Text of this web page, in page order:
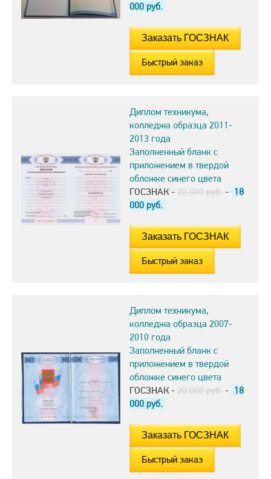
000 руб.
Быстрый заказ
Диплом техникума,
колледжа образца 2011-
2013 года
Заполненный бланк с
приложением в твердой
обложке синего цвета
ГОСЗНАК - 20.000 руб. - 18
000 руб.
Быстрый заказ
Диплом техникума,
колледжа образца 2007-
2010 года
Заполненный бланк с
приложением в твердой
обложке синего цвета
ГОСЗНАК - 20.000 руб. - 18
000 руб.
Быстрый заказ